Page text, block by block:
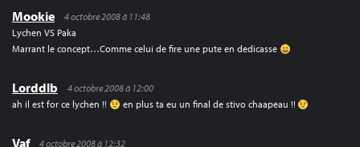
Mookie
4 octobre 2008 à 11:48
Lychen VS Paka
Marrant le concept…Comme celui de fire une pute en dedicasse
Lorddlb
4 octobre 2008 à 12:00
ah il est for ce lychen !!
en plus ta eu un final de stivo chaapeau !!
Vaf
4 octobre 2008 à 12:32